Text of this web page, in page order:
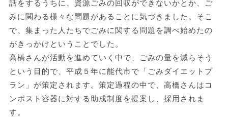
話をするうちに、資源ごみの回収ができないかとか、ご
みに関わる様々な問題があることに気づきました。そこ
で、集まった人たちでごみに関する問題を調べ始めたの
がきっかけということでした。
高橋さんが活動を進めていく中で、ごみの量を減らそう
という目的で、平成５年に能代市で「ごみダイエットプ
ラン」が策定されます。策定過程の中で、高橋さんはコ
ンポスト容器に対する助成制度を提案し、採用されま
す。